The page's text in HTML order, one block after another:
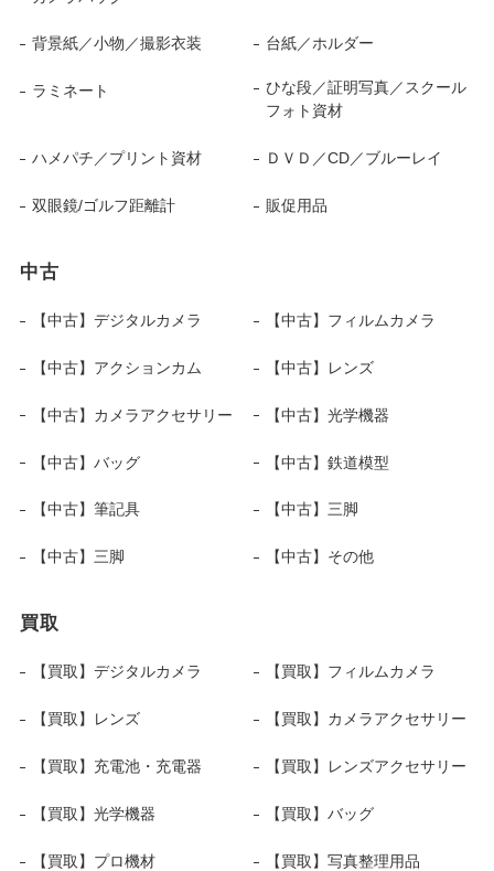
背景紙／小物／撮影衣装 台紙／ホルダー
ラミネート
ひな段／証明写真／スクール
フォト資材
ハメパチ／プリント資材 ＤＶＤ／CD／ブルーレイ
双眼鏡/ゴルフ距離計 販促用品
中古
【中古】デジタルカメラ 【中古】フィルムカメラ
【中古】アクションカム 【中古】レンズ
【中古】カメラアクセサリー 【中古】光学機器
【中古】バッグ 【中古】鉄道模型
【中古】筆記具 【中古】三脚
【中古】三脚 【中古】その他
買取
【買取】デジタルカメラ 【買取】フィルムカメラ
【買取】レンズ 【買取】カメラアクセサリー
【買取】充電池・充電器 【買取】レンズアクセサリー
【買取】光学機器 【買取】バッグ
【買取】プロ機材 【買取】写真整理用品